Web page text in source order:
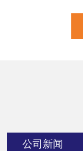
公司新闻